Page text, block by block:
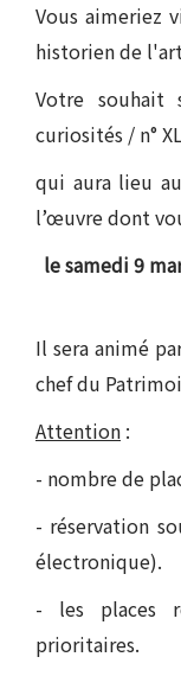
Vous aimeriez
historien de
Votre souhait
curiosités / n°
qui aura lieu
l’œuvre dont
le samedi 9
Il sera animé
chef du
Attention :
- nombre de
- réservation
électronique).
- les places
prioritaires.